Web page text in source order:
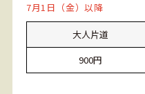
7月1日（金）以降
大人片道
900円